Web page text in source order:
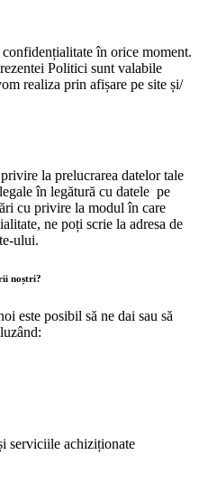
în orice moment.
Politici sunt valabile
realiza prin afișare pe site și/
la prelucrarea datelor tale
în legătură cu datele pe
cu privire la modul în care
ne poți scrie la adresa de
ului.
noștri?
este posibil să ne dai sau să
serviciile achiziționate